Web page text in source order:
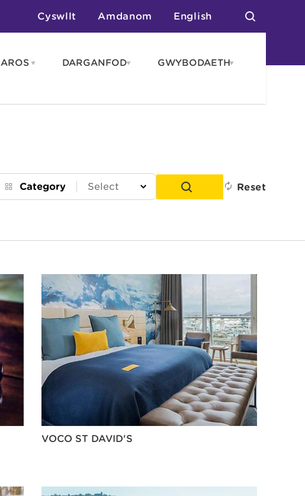
Cyswllt Amdanom English
AROS Open
DARGANFODOpen
GWYBODAETHOpen
Category Reset
VOCO ST DAVID'S